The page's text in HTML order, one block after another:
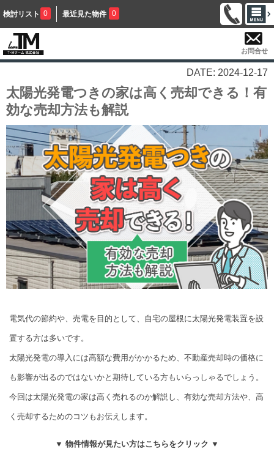
検討リスト 0 最近見た物件 0
お問合せ
DATE: 2024-12-17
太陽光発電つきの家は高く売却できる！有
効な売却方法も解説
電気代の節約や、売電を目的として、自宅の屋根に太陽光発電装置を設
置する方は多いです。
太陽光発電の導入には高額な費用がかかるため、不動産売却時の価格に
も影響が出るのではないかと期待している方もいらっしゃるでしょう。
今回は太陽光発電の家は高く売れるのか解説し、有効な売却方法や、高
く売却するためのコツもお伝えします。
▼ 物件情報が見たい方はこちらをクリック ▼